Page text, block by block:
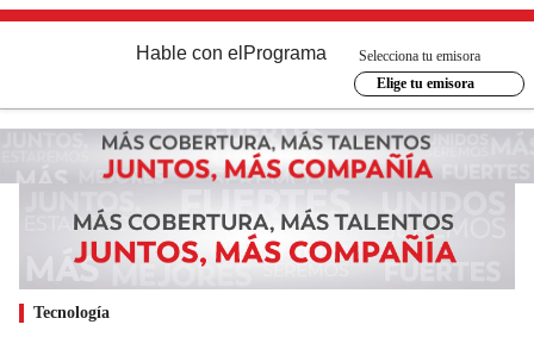
Hable con el Programa
Selecciona tu emisora
Elige tu emisora
Tecnología